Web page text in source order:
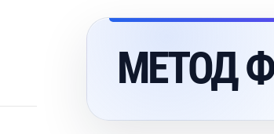
МЕТОД